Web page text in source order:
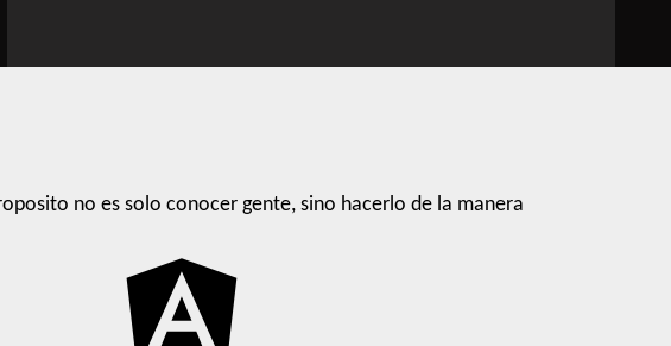
no es solo conocer gente, sino hacerlo de la manera